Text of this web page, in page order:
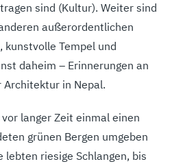
sind (Kultur). Weiter sind
außerordentlichen
kunstvolle Tempel und
daheim – Erinnerungen an
in Nepal.
langer Zeit einmal einen
grünen Bergen umgeben
lebten riesige Schlangen, bis